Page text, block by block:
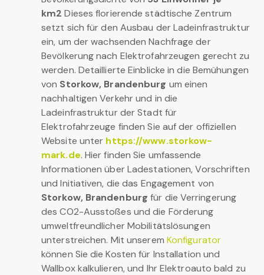
km2 Dieses florierende städtische Zentrum
setzt sich für den Ausbau der Ladeinfrastruktur
ein, um der wachsenden Nachfrage der
Bevölkerung nach Elektrofahrzeugen gerecht zu
werden. Detaillierte Einblicke in die Bemühungen
von Storkow, Brandenburg um einen
nachhaltigen Verkehr und in die
Ladeinfrastruktur der Stadt für
Elektrofahrzeuge finden Sie auf der offiziellen
Website unter https://www.storkow-
mark.de. Hier finden Sie umfassende
Informationen über Ladestationen, Vorschriften
und Initiativen, die das Engagement von
Storkow, Brandenburg für die Verringerung
des CO2-Ausstoßes und die Förderung
umweltfreundlicher Mobilitätslösungen
unterstreichen. Mit unserem Konfigurator
können Sie die Kosten für Installation und
Wallbox kalkulieren, und Ihr Elektroauto bald zu